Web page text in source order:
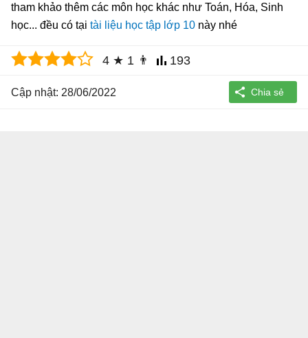
tham khảo thêm các môn học khác như Toán, Hóa, Sinh
học... đều có tại tài liệu học tập lớp 10 này nhé
4 ★ 1 👨 193
Cập nhật: 28/06/2022